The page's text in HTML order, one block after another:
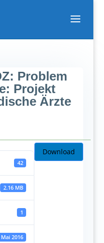
Problem
Projekt
Ärzte
Download
42
2.16 MB
1
Mai 2016